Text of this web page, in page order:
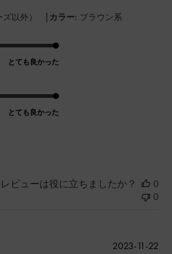
以外） | カラー: ブラウン系
とても良かった
とても良かった
ビューは役に立ちましたか？
0
0
公
2023-11-22